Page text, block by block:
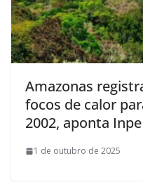
Amazonas
focos de calor
2002, aponta Inpe
1 de outubro de 2025